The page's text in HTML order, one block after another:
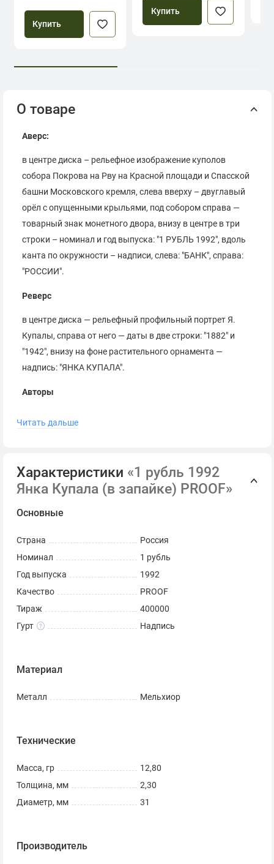
Купить
Купить
О товаре
Аверс:
в центре диска – рельефное изображение куполов
собора Покрова на Рву на Красной площади и Спасской
башни Московского кремля, слева вверху – двуглавый
орёл с опущенными крыльями, под собором справа —
товарный знак монетного двора, внизу в центре в три
строки – номинал и год выпуска: "1 РУБЛЬ 1992", вдоль
канта по окружности – надписи, слева: "БАНК", справа:
"РОССИИ".
Реверс
в центре диска — рельефный профильный портрет Я.
Купалы, справа от него — даты в две строки: "1882" и
"1942", внизу на фоне растительного орнамента —
надпись: "ЯНКА КУПАЛА".
Авторы
Скульптор: Н.А. Носов.
Оформление гурта: две надписи "ОДИН РУБЛЬ",
разделённые двумя звёздочками.
наук Белоруссии (1928). Им созданы сборники стихов
("Гусляр", "Дорогой жизни"), поэмы ("Сон на кургане",
Читать дальше
Характеристики «1 рубль 1992
Янка Купала (в запайке) PROOF»
Основные
Страна
Россия
Номинал
1 рубль
Год выпуска
1992
Качество
PROOF
Тираж
400000
Гурт
Надпись
Материал
Металл Мельхиор
Технические
Масса, гр
12,80
Толщина, мм
2,30
Диаметр, мм
31
Производитель